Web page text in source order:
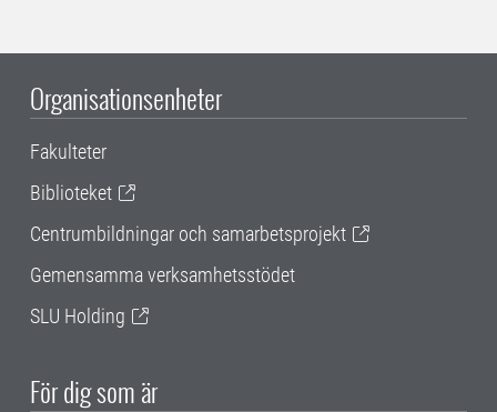
Organisationsenheter
Fakulteter
Biblioteket
Centrumbildningar och samarbetsprojekt
Gemensamma verksamhetsstödet
SLU Holding
För dig som är